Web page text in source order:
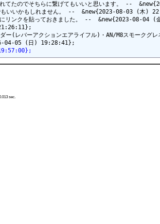
されてたのでそちらに繋げてもいいと思います。 --
でもいいかもしれません。 --  &new{2023-08-03 (木)
方にリンクを貼っておきました。 --  &new{2023-08-
ー(レバーアクションエアライフル)・AN/M8スモー
sec.